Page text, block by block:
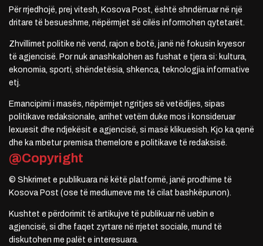
Për rrjedhojë, prej vitesh, Kosova Post, është shndërruar në një
dritare të besueshme, nëpërmjet së cilës informohen qytetarët.
Zhvillimet politike në vend, rajon e botë, janë në fokusin kryesor
të agjencisë. Por nuk anashkalohen as fushat e tjera si: kultura,
ekonomia, sporti, shëndetësia, shkenca, teknologjia informative
etj.
Emancipimi i masës, nëpërmjet ngritjes së vetëdijes, sipas
politikave redaksionale, arrihet vetëm duke mos i konsideruar
lexuesit dhe ndjekësit e agjencisë, si masë klikuesish. Kjo ka qenë
dhe ka mbetur premisa themelore e politikave të redaksisë.
@Copyright
© Shkrimet e publikuara në këtë platformë, janë prodhime të
Kosova Post (ose të mediumeve me të cilat bashkëpunon).
Kushtet e përdorimit të artikujve të publikuar në uebin e
agjencisë, si dhe faqet zyrtare në rrjetet sociale, mund të
diskutohen me palët e interesuara.